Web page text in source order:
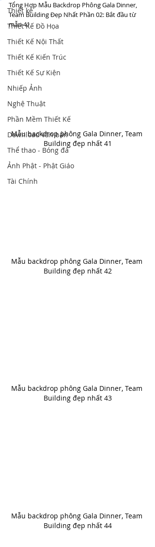
Thiết kế
Thiết Kế Đồ Họa
Thiết Kế Nội Thất
Thiết Kế Kiến Trúc
Thiết Kế Sự Kiện
Nhiếp Ảnh
Nghệ Thuật
Phần Mềm Thiết Kế
Download văn bản
Thể thao - Bóng đá
Ảnh Phật - Phật Giáo
Tài Chính
Tổng Hợp Mẫu Backdrop Phông Gala Dinner,
Team Building Đẹp Nhất Phần 02: Bắt đầu từ
mẫu 41
Mẫu backdrop phông Gala Dinner, Team
Building đẹp nhất 41
Mẫu backdrop phông Gala Dinner, Team
Building đẹp nhất 42
Mẫu backdrop phông Gala Dinner, Team
Building đẹp nhất 43
Mẫu backdrop phông Gala Dinner, Team
Building đẹp nhất 44